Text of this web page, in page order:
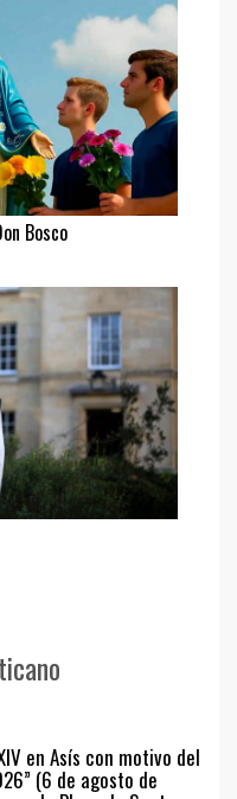
Bosco
en Asís con motivo del
(6 de agosto de